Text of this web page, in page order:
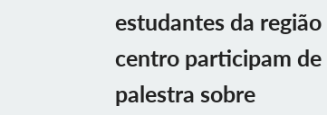
estudantes da região
centro participam de
palestra sobre